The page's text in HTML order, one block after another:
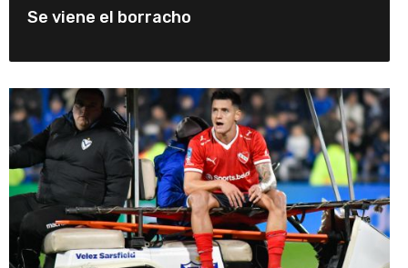
Se viene el borracho